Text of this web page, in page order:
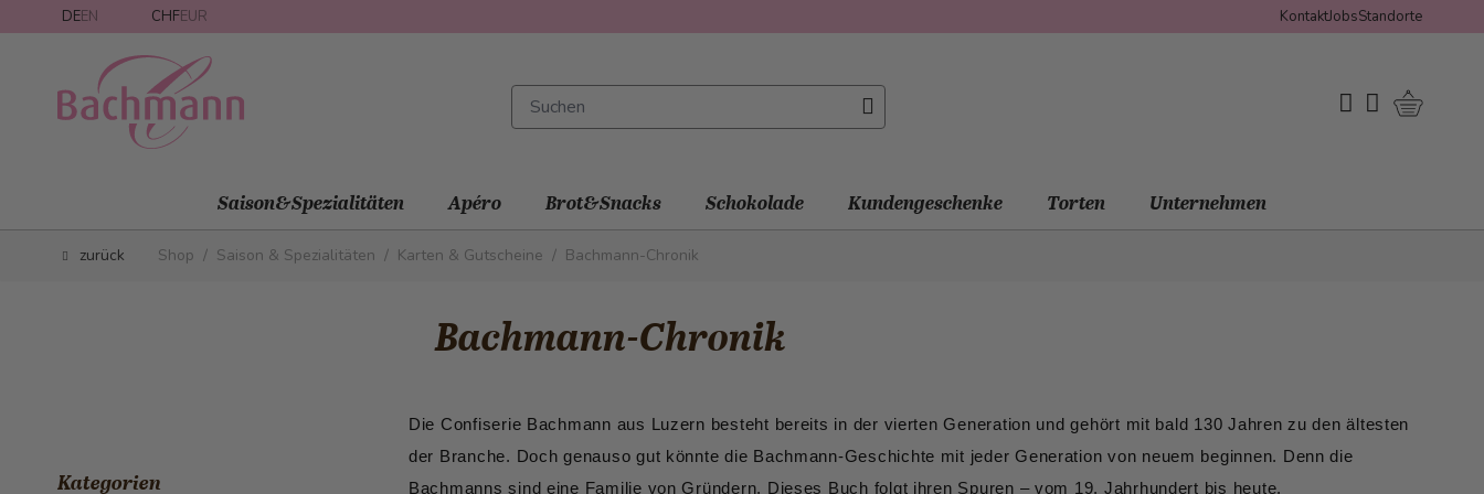
Direkt zum Inhalt
DEEN CHFEUR KontaktJobsStandorte
My Wishlist
Mein Konto
Saison&Spezialitäten Apéro Brot&Snacks Schokolade Kundengeschenke Torten Unternehmen
zurück Shop / Saison & Spezialitäten / Karten & Gutscheine / Bachmann-Chronik
Kategorien
Bachmann-Chronik
Die Confiserie Bachmann aus Luzern besteht bereits in der vierten Generation und gehört mit bald 130 Jahren zu den ältesten
der Branche. Doch genauso gut könnte die Bachmann-Geschichte mit jeder Generation von neuem beginnen. Denn die
Bachmanns sind eine Familie von Gründern. Dieses Buch folgt ihren Spuren – vom 19. Jahrhundert bis heute.